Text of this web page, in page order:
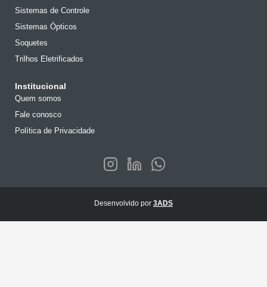
Sistemas de Controle
Sistemas Ópticos
Soquetes
Trilhos Eletrificados
Institucional
Quem somos
Fale conosco
Política de Privacidade
Desenvolvido por 3ADS